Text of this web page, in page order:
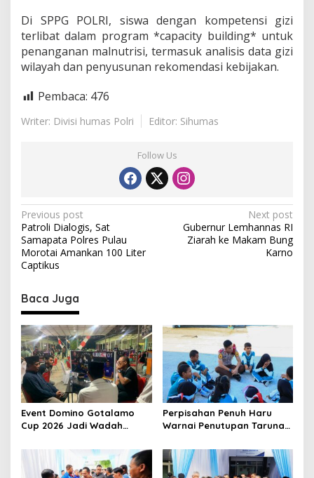
Di SPPG POLRI, siswa dengan kompetensi gizi
terlibat dalam program *capacity building* untuk
penanganan malnutrisi, termasuk analisis data gizi
wilayah dan penyusunan rekomendasi kebijakan.
Pembaca: 476
Writer: Divisi humas Polri Editor: Sihumas
Follow Us
P
o
s
t
n
a
v
i
g
a
t
i
o
Previous post
Patroli Dialogis, Sat
Samapata Polres Pulau
Morotai Amankan 100 Liter
Captikus
Next post
Gubernur Lemhannas RI
Ziarah ke Makam Bung
Karno
Baca Juga
Event Domino Gotalamo
Cup 2026 Jadi Wadah
Kebersamaan Masyarakat
Perpisahan Penuh Haru
Warnai Penutupan Taruna
Kepulauan